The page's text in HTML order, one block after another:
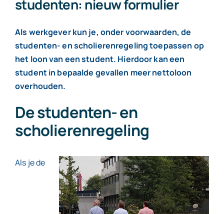
Contact
studenten: nieuw formulier
Als werkgever kun je, onder voorwaarden, de
studenten- en scholierenregeling toepassen op
het loon van een student. Hierdoor kan een
student in bepaalde gevallen meer nettoloon
overhouden.
De studenten- en
scholierenregeling
Als je de